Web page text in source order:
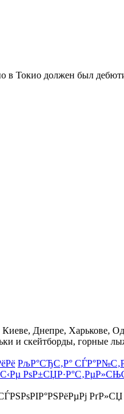
должен был
Днепре, Харькове,
и скейтборды, горные
РљР°СЂС‚Р°